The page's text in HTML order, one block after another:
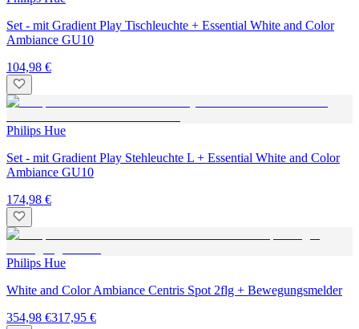
Set - mit Gradient Play Tischleuchte + Essential White and Color
Ambiance GU10
104,98 €
Philips Hue
Set - mit Gradient Play Stehleuchte L + Essential White and Color
Ambiance GU10
174,98 €
Philips Hue
White and Color Ambiance Centris Spot 2flg + Bewegungsmelder
354,98 €317,95 €